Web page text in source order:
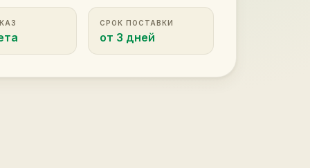
СРОК ПОСТАВКИ
от 3 дней